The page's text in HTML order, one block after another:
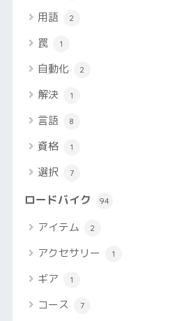
用語 2
罠 1
自動化 2
解決 1
言語 8
資格 1
選択 7
ロードバイク 94
アイテム 2
アクセサリー 1
ギア 1
コース 7